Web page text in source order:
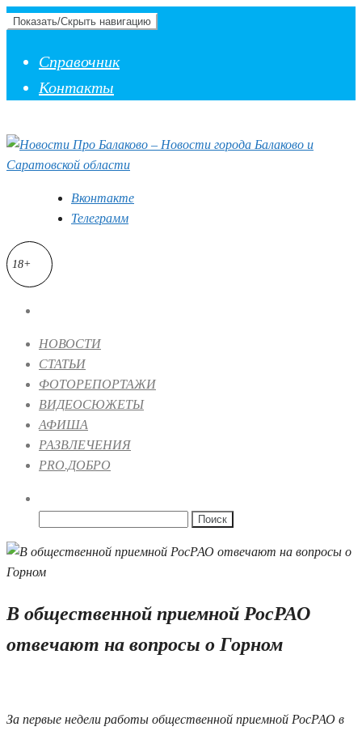
Показать/Скрыть навигацию
Справочник
Контакты
Вконтакте
Телеграмм
18+
НОВОСТИ
СТАТЬИ
ФОТОРЕПОРТАЖИ
ВИДЕОСЮЖЕТЫ
АФИША
РАЗВЛЕЧЕНИЯ
PRO.ДОБРО
В общественной приемной РосРАО
отвечают на вопросы о Горном
За первые недели работы общественной приемной РосРАО в